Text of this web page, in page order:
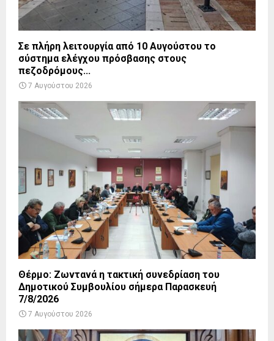
Σε πλήρη λειτουργία από 10 Αυγούστου το
σύστημα ελέγχου πρόσβασης στους
πεζοδρόμους...
7 Αυγούστου 2026
Θέρμο: Ζωντανά η τακτική συνεδρίαση του
Δημοτικού Συμβουλίου σήμερα Παρασκευή
7/8/2026
7 Αυγούστου 2026